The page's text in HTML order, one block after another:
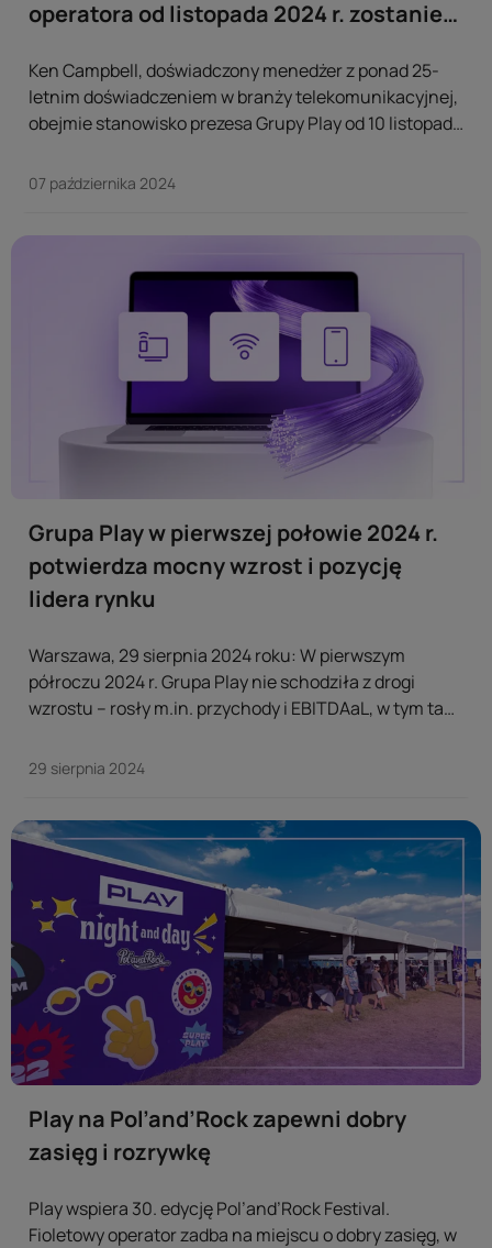
operatora od listopada 2024 r. zostanie
Ken Campbell, doświadczony menedżer z ponad 25-
letnim doświadczeniem w branży telekomunikacyjnej,
obejmie stanowisko prezesa Grupy Play od 10 listopada
podejmie nowe obowiązki w Grupie iliad.
07 października 2024
Grupa Play w pierwszej połowie 2024 r.
potwierdza mocny wzrost i pozycję
lidera rynku
Warszawa, 29 sierpnia 2024 roku: W pierwszym
półroczu 2024 r. Grupa Play nie schodziła z drogi
wzrostu – rosły m.in. przychody i EBITDAaL, w tym ta
zwiększającej się bazy klientów mobilnych oraz usług
29 sierpnia 2024
Play na Pol’and’Rock zapewni dobry
zasięg i rozrywkę
Play wspiera 30. edycję Pol’and’Rock Festival.
Fioletowy operator zadba na miejscu o dobry zasięg, w